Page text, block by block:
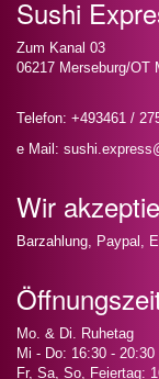
Sushi
Zum Kanal 03
06217 Merseburg/OT
Telefon: +493461 /
e Mail:
Wir
Barzahlung, Paypal,
Mo. & Di. Ruhetag
Mi - Do: 16:30 - 20:30
Fr, Sa, So, Feiertag: